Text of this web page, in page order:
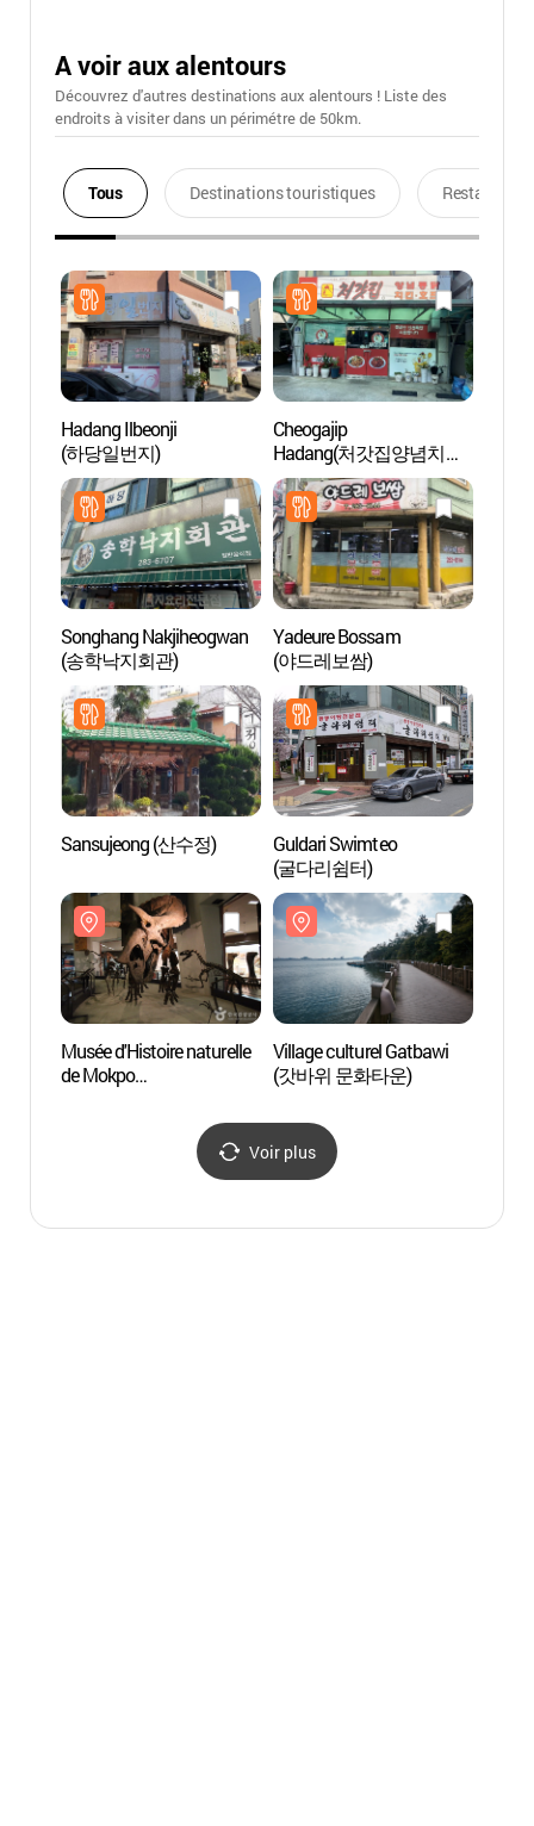
A voir aux alentours
Découvrez d'autres destinations aux alentours ! Liste des
endroits à visiter dans un périmétre de 50km.
Tous Destinations touristiques Restaurants
Hadang Ilbeonji
(하당일번지)
Cheogajip
Hadang(처갓집양념치킨
하당)
Songhang Nakjiheogwan
(송학낙지회관)
Yadeure Bossam
(야드레보쌈)
Sansujeong (산수정)
Guldari Swimteo
(굴다리쉼터)
Musée d'Histoire naturelle
de Mokpo
Village culturel Gatbawi
(갓바위 문화타운)
Voir plus